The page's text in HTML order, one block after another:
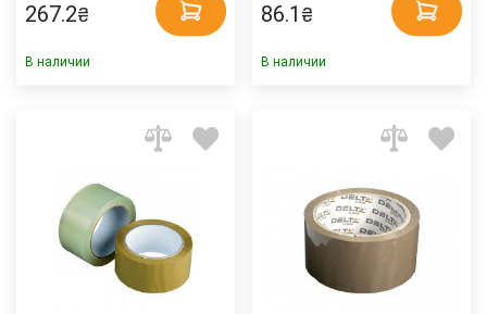
267.2₴
В наличии
86.1 ₴
В наличии